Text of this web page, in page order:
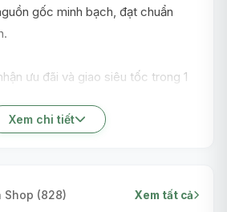
gốc minh bạch, đạt chuẩn
ưu đãi và giao siêu tốc trong 1
Xem chi tiết
Shop (828) Xem tất cả